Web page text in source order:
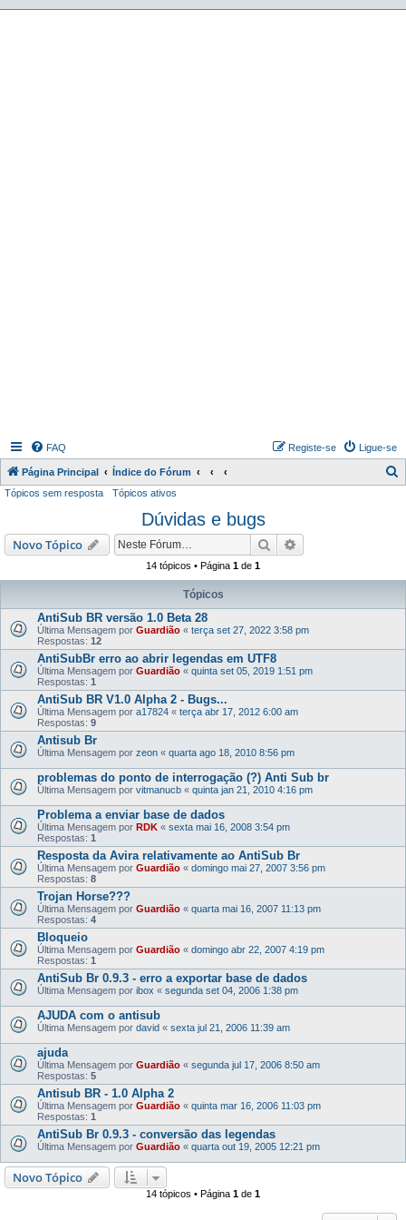
FAQ Ligue-se
Registe-se
Página Principal Índice do Fórum
i
Tópicos sem resposta Tópicos ativos
Dúvidas e bugs
Novo Tópico Pesquisar
14 tópicos • Página 1 de 1
Tópicos
AntiSub BR versão 1.0 Beta 28
Última Mensagem por Guardião « terça set 27, 2022 3:58 pm
Respostas: 12
AntiSubBr erro ao abrir legendas em UTF8
Última Mensagem por Guardião « quinta set 05, 2019 1:51 pm
Respostas: 1
AntiSub BR V1.0 Alpha 2 - Bugs...
Última Mensagem por a17824 « terça abr 17, 2012 6:00 am
Respostas: 9
Antisub Br
Última Mensagem por zeon « quarta ago 18, 2010 8:56 pm
problemas do ponto de interrogação (?) Anti Sub br
Última Mensagem por vitmanucb « quinta jan 21, 2010 4:16 pm
Problema a enviar base de dados
Última Mensagem por RDK « sexta mai 16, 2008 3:54 pm
Respostas: 1
Resposta da Avira relativamente ao AntiSub Br
Última Mensagem por Guardião « domingo mai 27, 2007 3:56 pm
Respostas: 8
Trojan Horse???
Última Mensagem por Guardião « quarta mai 16, 2007 11:13 pm
Respostas: 4
Bloqueio
Última Mensagem por Guardião « domingo abr 22, 2007 4:19 pm
Respostas: 1
AntiSub Br 0.9.3 - erro a exportar base de dados
Última Mensagem por ibox « segunda set 04, 2006 1:38 pm
AJUDA com o antisub
Última Mensagem por david « sexta jul 21, 2006 11:39 am
ajuda
Última Mensagem por Guardião « segunda jul 17, 2006 8:50 am
Respostas: 5
Antisub BR - 1.0 Alpha 2
Última Mensagem por Guardião « quinta mar 16, 2006 11:03 pm
Respostas: 1
AntiSub Br 0.9.3 - conversão das legendas
Última Mensagem por Guardião « quarta out 19, 2005 12:21 pm
Novo Tópico
14 tópicos • Página 1 de 1